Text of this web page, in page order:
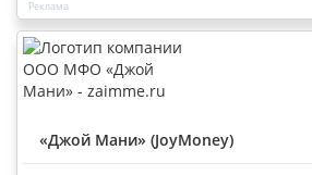
«Джой Мани» (JoyMoney)